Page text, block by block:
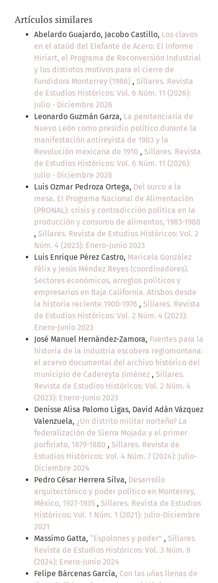
Artículos similares
Abelardo Guajardo, Jacobo Castillo, Los clavos
en el ataúd del Elefante de Acero: El Informe
Hiriart, el Programa de Reconversión Industrial
y los distintos motivos para el cierre de
Fundidora Monterrey (1986) , Sillares. Revista
de Estudios Históricos: Vol. 6 Núm. 11 (2026):
Julio - Diciembre 2026
Leonardo Guzmán Garza, La penitenciaría de
Nuevo León como presidio político durante la
manifestación antireyista de 1903 y la
Revolución mexicana de 1910 , Sillares. Revista
de Estudios Históricos: Vol. 6 Núm. 11 (2026):
Julio - Diciembre 2026
Luis Ozmar Pedroza Ortega, Del surco a la
mesa. El Programa Nacional de Alimentación
(PRONAL): crisis y contradicción política en la
producción y consumo de alimentos, 1983-1988
, Sillares. Revista de Estudios Históricos: Vol. 2
Núm. 4 (2023): Enero-Junio 2023
Luis Enrique Pérez Castro, Maricela González
Félix y Jesús Méndez Reyes (coordinadores).
Sectores económicos, arreglos políticos y
empresarios en Baja California. Atisbos desde
la historia reciente 1900-1976 , Sillares. Revista
de Estudios Históricos: Vol. 2 Núm. 4 (2023):
Enero-Junio 2023
José Manuel Hernández-Zamora, Fuentes para la
historia de la industria escobera regiomontana:
el acervo documental del archivo histórico del
municipio de Cadereyta Jiménez , Sillares.
Revista de Estudios Históricos: Vol. 2 Núm. 4
(2023): Enero-Junio 2023
Denisse Alisa Palomo Ligas, David Adán Vázquez
Valenzuela, ¿Un distrito militar norteño? La
federalización de Sierra Mojada y el primer
porfiriato, 1879-1880 , Sillares. Revista de
Estudios Históricos: Vol. 4 Núm. 7 (2024): Julio-
Diciembre 2024
Pedro César Herrera Silva, Desarrollo
arquitectónico y poder político en Monterrey,
México, 1927-1935 , Sillares. Revista de Estudios
Históricos: Vol. 1 Núm. 1 (2021): Julio-Diciembre
2021
Massimo Gatta, “Espolones y poder” , Sillares.
Revista de Estudios Históricos: Vol. 3 Núm. 6
(2024): Enero-Junio 2024
Felipe Bárcenas García, Con las uñas llenas de